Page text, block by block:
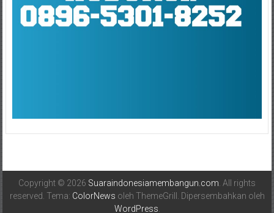
Copyright © 2026 Suaraindonesiamembangun.com . All rights
reserved. Tema: ColorNews oleh ThemeGrill. Dipersembahkan oleh
WordPress